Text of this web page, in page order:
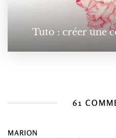
Tuto : créer une
61
MARION